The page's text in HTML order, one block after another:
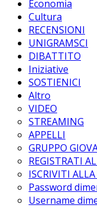
Economia
Cultura
RECENSIONI
UNIGRAMSCI
DIBATTITO
Iniziative
SOSTIENICI
Altro
VIDEO
STREAMING
APPELLI
GRUPPO
REGISTRATI
ISCRIVITI
Password
Username